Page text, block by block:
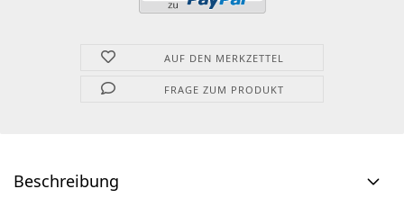
AUF DEN MERKZETTEL
FRAGE ZUM PRODUKT
Beschreibung